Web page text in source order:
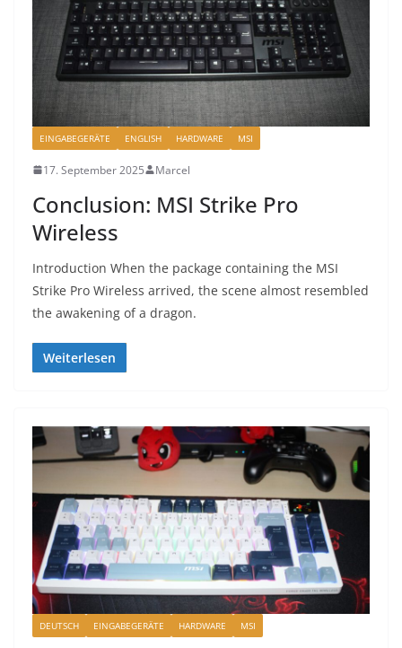
EINGABEGERÄTE ENGLISH HARDWARE MSI
17. September 2025 Marcel
Conclusion: MSI Strike Pro
Wireless
Introduction When the package containing the MSI
Strike Pro Wireless arrived, the scene almost resembled
the awakening of a dragon.
Weiterlesen
DEUTSCH EINGABEGERÄTE HARDWARE MSI